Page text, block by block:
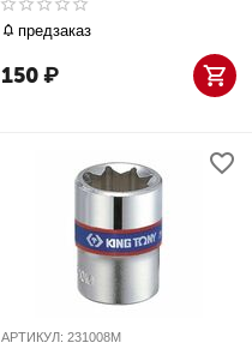
предзаказ
150₽
АРТИКУЛ: 231008M